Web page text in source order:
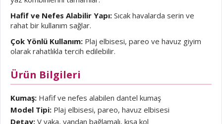
Hafif ve Nefes Alabilir Yapı: Sıcak havalarda serin ve
rahat bir kullanım sağlar.
Çok Yönlü Kullanım: Plaj elbisesi, pareo ve havuz giyim
olarak rahatlıkla tercih edilebilir.
Ürün Bilgileri
Kumaş: Hafif ve nefes alabilen dantel kumaş
Model Tipi: Plaj elbisesi, pareo, havuz elbisesi
Detay: V yaka, yandan bağlamalı, kısa kol